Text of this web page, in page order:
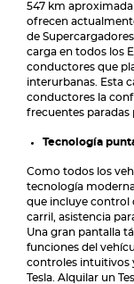
547 km
ofrecen
de
carga en todos los
conductores que
interurbanas. Esta
conductores la
frecuentes paradas
Tecnología
Como todos los
tecnología
que incluye control
carril, asistencia
Una gran pantalla
funciones del
controles intuitivos
Tesla. Alquilar un